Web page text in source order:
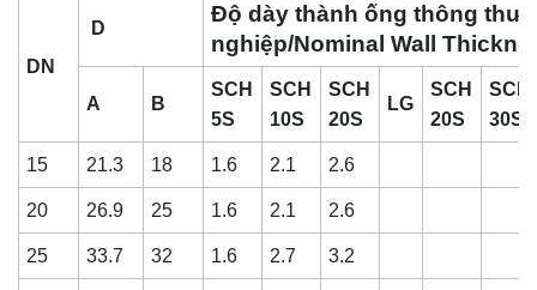
DN
D
Độ dày thành ống thông
nghiệp/Nominal Wall
A B
SCH
5S
SCH
10S
SCH
20S
LG
SCH
20S
SCH
30S
15 21.3 18 1.6 2.1 2.6
20 26.9 25 1.6 2.1 2.6
25 33.7 32 1.6 2.7 3.2